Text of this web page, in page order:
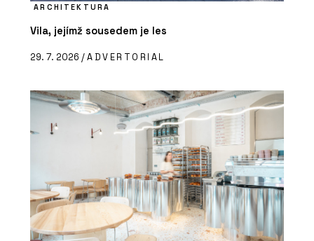
ARCHITEKTURA
Vila, jejímž sousedem je les
29. 7. 2026 /ADVERTORIAL